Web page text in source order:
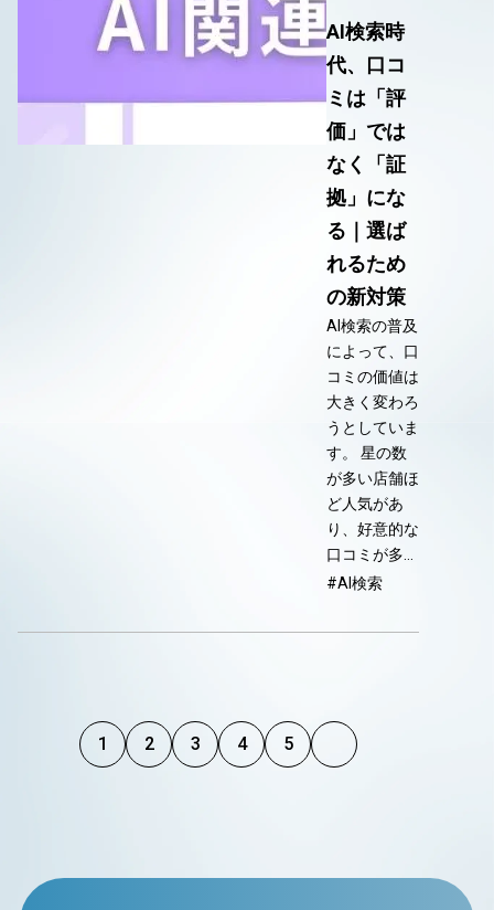
AI検索時
代、口コ
ミは「評
価」では
なく「証
拠」にな
る｜選ば
れるため
の新対策
AI検索の普及
によって、口
コミの価値は
大きく変わろ
うとしていま
す。 星の数
が多い店舗ほ
ど人気があ
り、好意的な
口コミが多…
#AI検索
1 2 3 4 5